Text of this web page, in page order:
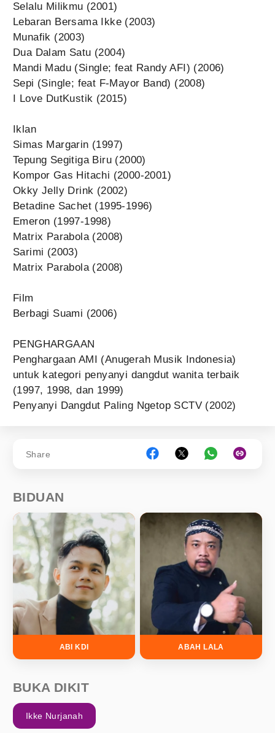
Selalu Milikmu (2001)
Lebaran Bersama Ikke (2003)
Munafik (2003)
Dua Dalam Satu (2004)
Mandi Madu (Single; feat Randy AFI) (2006)
Sepi (Single; feat F-Mayor Band) (2008)
I Love DutKustik (2015)
Iklan
Simas Margarin (1997)
Tepung Segitiga Biru (2000)
Kompor Gas Hitachi (2000-2001)
Okky Jelly Drink (2002)
Betadine Sachet (1995-1996)
Emeron (1997-1998)
Matrix Parabola (2008)
Sarimi (2003)
Matrix Parabola (2008)
Film
Berbagi Suami (2006)
PENGHARGAAN
Penghargaan AMI (Anugerah Musik Indonesia)
untuk kategori penyanyi dangdut wanita terbaik
(1997, 1998, dan 1999)
Penyanyi Dangdut Paling Ngetop SCTV (2002)
Share
BIDUAN
ABI KDI ABAH LALA
BUKA DIKIT
Ikke Nurjanah